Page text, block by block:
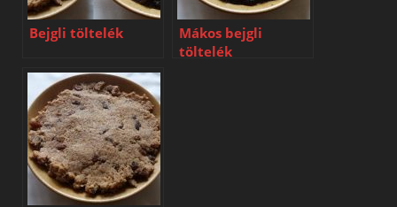
Bejgli töltelék
Mákos bejgli
töltelék